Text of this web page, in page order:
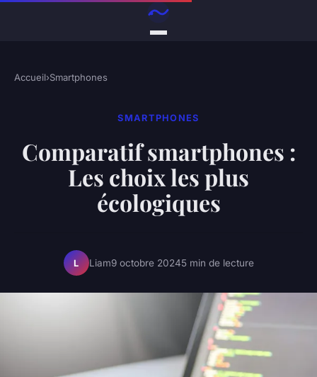
Accueil›Smartphones
SMARTPHONES
Comparatif smartphones :
Les choix les plus
écologiques
L Liam9 octobre 20245 min de lecture